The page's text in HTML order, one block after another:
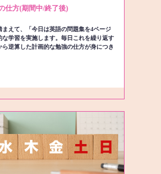
仕方(期間中/終了後)
まえて、「今日は英語の問題集を4ページ
な学習を実施します。毎日これを繰り返す
ら逆算した計画的な勉強の仕方が身につき